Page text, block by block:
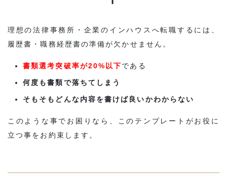
理想の法律事務所・企業のインハウスへ転職するには、
履歴書・職務経歴書の準備が欠かせません。
書類選考突破率が20%以下である
何度も書類で落ちてしまう
そもそもどんな内容を書けば良いかわからない
このような事でお困りなら、このテンプレートがお役に
立つ事をお約束します。